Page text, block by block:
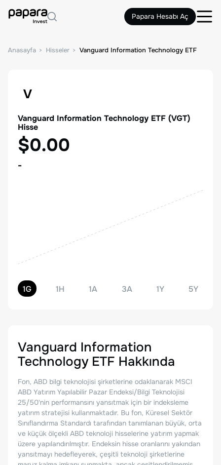
Papara Hesabı Aç
Anasayfa Hisseler Vanguard Information Technology ETF
V
Vanguard Information Technology ETF (VGT)
Hisse
$0.00
-
1G 1H 1A 3A 1Y 5Y
Vanguard Information
Technology ETF Hakkında
Fon, ABD bilgi teknolojisi şirketlerine odaklanarak MSCI
ABD Yatırım Yapılabilir Pazar Endeksi/Bilgi Teknolojisi
25/50'nin performansını yansıtmak için bir indeksleme
yatırım stratejisi kullanmaktadır. Bu fon, Küresel Sektör
Sınıflandırma Standardı tarafından tanımlanan büyük, orta
ve küçük ölçekli ABD teknoloji hisselerine yatırım yapmak
üzere yapılandırılmıştır. Endeksin hisse oranlarını yakından
yansıtmayı hedefleyerek, çeşitli teknoloji şirketlerine